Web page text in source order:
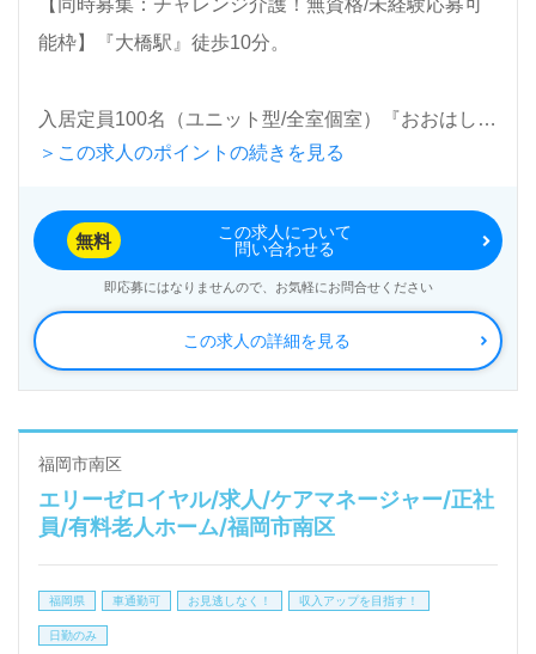
【同時募集：チャレンジ介護！無資格/未経験応募可
能枠】『大橋駅』徒歩10分。
入居定員100名（ユニット型/全室個室）『おおはし徳
巣』社会福祉法人保誠会（本部：福岡県豊前市）様の
介護、デイサービス、小規模多機能型居宅介護、居宅
介護支援事業を展開されています。
◎ご利用者様を『敬う心』を真ん中に！穏やかであた
たかな雰囲気の事業所様！◎
看護助手や介護職経験のある方はもちろん、これから
介護職を目指される方も幅広く募集します。特別養護
老人ホームでの勤務経験は問いません。職員様同士の
心強い連携体制、高収入を目指せる給与制度/人事評
らくあなたのモチベーションに！『介護職を通じてご
＞この求人のポイントの続きを見る
この求人の詳細を見る
無料
この求人について
問い合わせる
即応募にはなりませんので、お気軽にお問合せください
福岡市南区
エリーゼロイヤル/求人/ケアマネージャー/正社
員/有料老人ホーム/福岡市南区
福岡県 車通勤可 お見逃しなく！ 収入アップを目指す！
日勤のみ